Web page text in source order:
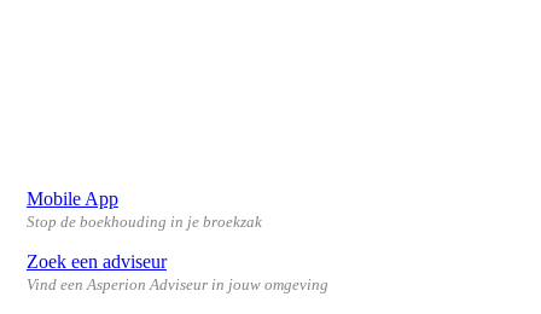
Mobile App
Stop de boekhouding in je broekzak
Zoek een adviseur
Vind een Asperion Adviseur in jouw omgeving